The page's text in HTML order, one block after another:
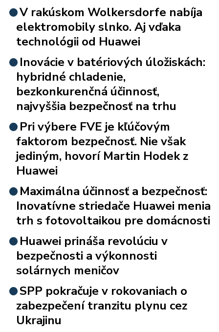
V rakúskom Wolkersdorfe nabíja
elektromobily slnko. Aj vďaka
technológii od Huawei
Inovácie v batériových úložiskách:
hybridné chladenie,
bezkonkurenčná účinnosť,
najvyššia bezpečnosť na trhu
Pri výbere FVE je kľúčovým
faktorom bezpečnosť. Nie však
jediným, hovorí Martin Hodek z
Huawei
Maximálna účinnosť a bezpečnosť:
Inovatívne striedače Huawei menia
trh s fotovoltaikou pre domácnosti
Huawei prináša revolúciu v
bezpečnosti a výkonnosti
solárnych meničov
SPP pokračuje v rokovaniach o
zabezpečení tranzitu plynu cez
Ukrajinu